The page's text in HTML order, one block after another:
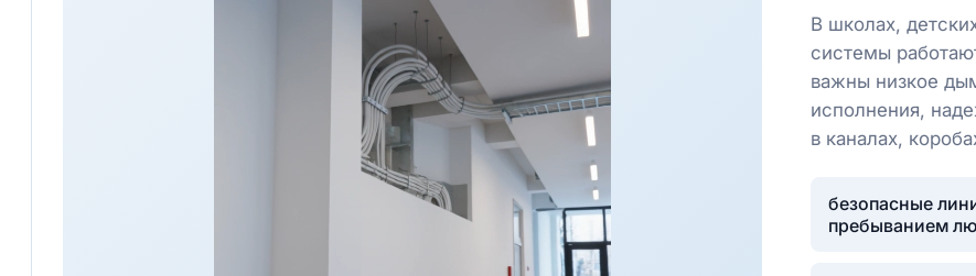
В школах,
системы
важны низкое
исполнения,
в каналах,
безопасные
пребыванием